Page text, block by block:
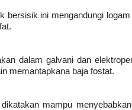
bersisik ini mengandungi
dalam galvani dan
memantapkana baja fostat.
mampu